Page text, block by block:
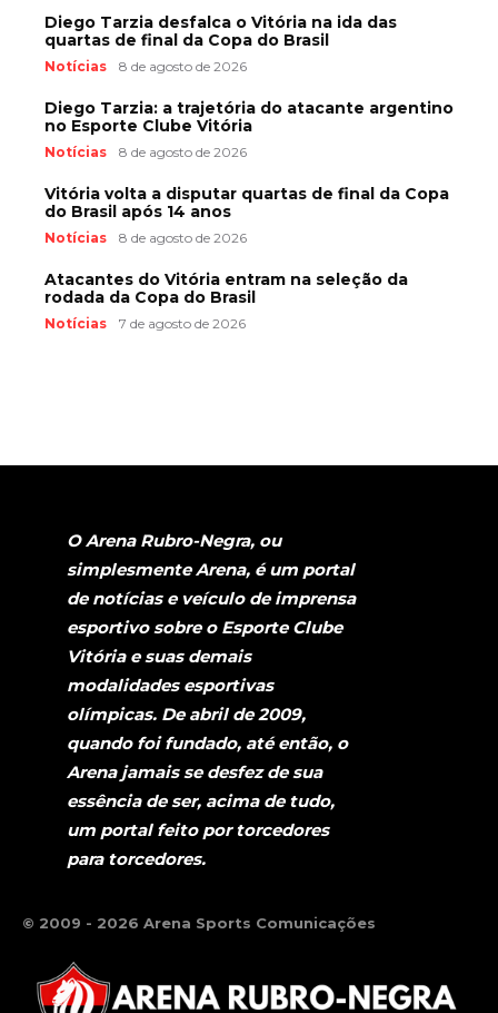
Diego Tarzia desfalca o Vitória na ida das
quartas de final da Copa do Brasil
Notícias 8 de agosto de 2026
Diego Tarzia: a trajetória do atacante argentino
no Esporte Clube Vitória
Notícias 8 de agosto de 2026
Vitória volta a disputar quartas de final da Copa
do Brasil após 14 anos
Notícias 8 de agosto de 2026
Atacantes do Vitória entram na seleção da
rodada da Copa do Brasil
Notícias 7 de agosto de 2026
O Arena Rubro-Negra, ou
simplesmente Arena, é um portal
de notícias e veículo de imprensa
esportivo sobre o Esporte Clube
Vitória e suas demais
modalidades esportivas
olímpicas. De abril de 2009,
quando foi fundado, até então, o
Arena jamais se desfez de sua
essência de ser, acima de tudo,
um portal feito por torcedores
para torcedores.
© 2009 - 2026 Arena Sports Comunicações